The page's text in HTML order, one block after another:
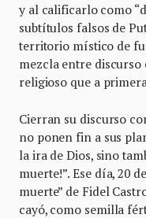
y al calificarlo como
subtítulos falsos de
territorio místico de
mezcla entre
religioso que a
Cierran su discurso
no ponen fin a sus
la ira de Dios, sino
muerte!”. Ese día, 20
muerte” de Fidel
cayó, como semilla